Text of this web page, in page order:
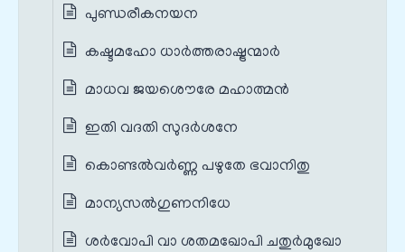
പുണ്ഡരീകനയന
കഷ്ടമഹോ ധാര്‍ത്തരാഷ്ട്രന്മാര്‍
മാധവ ജയശൌരേ മഹാത്മന്‍
ഇതി വദതി സുദർശനേ
കൊണ്ടല്‍‌വര്‍ണ്ണ പഴുതേ ഭവാനിതു
മാന്യസല്‍ഗുണനിധേ
ശർവോപി വാ ശതമഖോപി ചതുർമുഖോ